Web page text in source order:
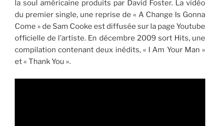
la soul américaine produits par David Foster. La vidéo
du premier single, une reprise de « A Change Is Gonna
Come » de Sam Cooke est diffusée sur la page Youtube
officielle de l’artiste. En décembre 2009 sort Hits, une
compilation contenant deux inédits, « I Am Your Man »
et « Thank You ».